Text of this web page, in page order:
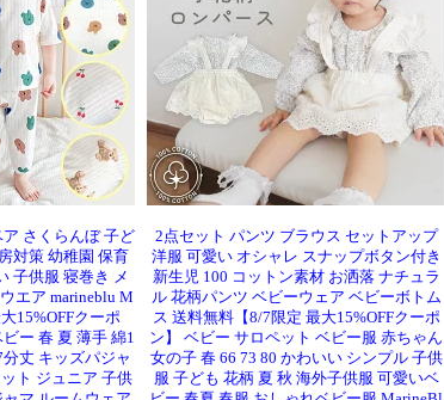
さくらんぼ 子ど
対策 幼稚園 保育
子供服 寝巻き メ
エア marineblu M
15%OFFクーポ
ー 春 夏 薄手 綿1
丈 キッズパジャ
ト ジュニア 子供
2点セット パンツ ブラウス セットアップ
洋服 可愛い オシャレ スナップボタン付き
新生児 100 コットン素材 お洒落 ナチュラ
ル 花柄パンツ ベビーウェア ベビーボトム
ス 送料無料【8/7限定 最大15%OFFクーポ
ン】 ベビー サロペット ベビー服 赤ちゃん
女の子 春 66 73 80 かわいい シンプル 子供
服 子ども 花柄 夏 秋 海外子供服 可愛いベ